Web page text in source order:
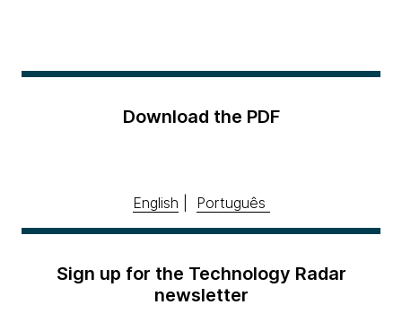
Download the PDF
English Português
Sign up for the Technology Radar
newsletter